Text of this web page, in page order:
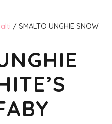
/ SMALTO UNGHIE SNOW